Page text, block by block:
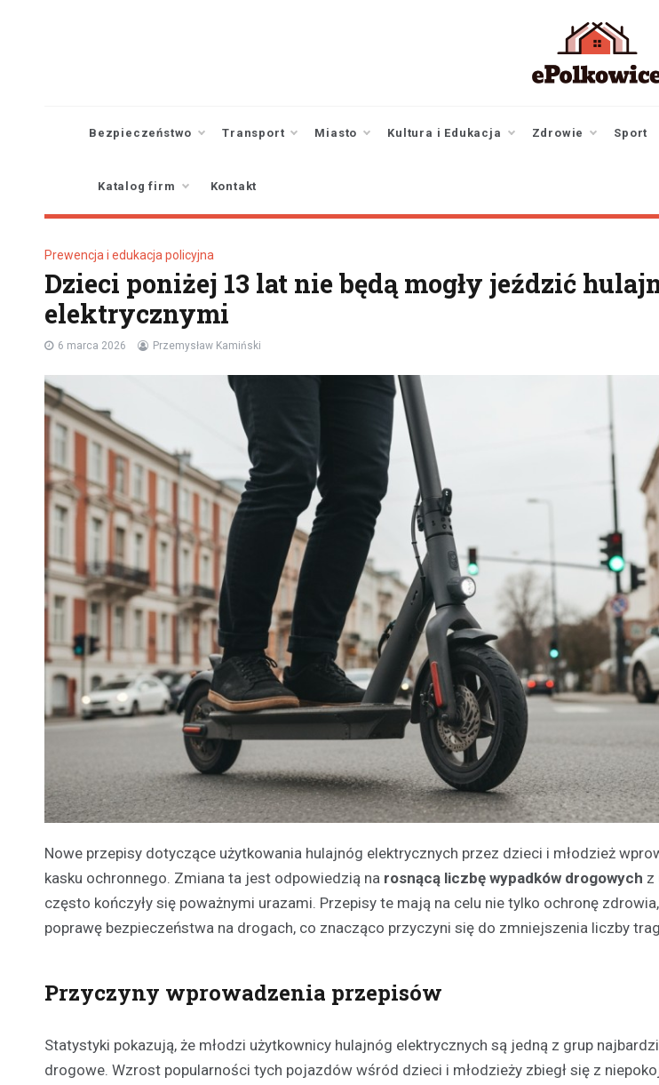
Polkowic
Bezpieczeństwo Transport Miasto Kultura i Edukacja Zdrowie Sport
Katalog firm Kontakt
Prewencja i edukacja policyjna
Dzieci poniżej 13 lat nie będą mogły jeździć
elektrycznymi
6 marca 2026 Przemysław Kamiński
Nowe przepisy dotyczące użytkowania hulajnóg elektrycznych przez dzieci i młodzież
kasku ochronnego. Zmiana ta jest odpowiedzią na rosnącą liczbę wypadków drogowych z
często kończyły się poważnymi urazami. Przepisy te mają na celu nie tylko ochronę
poprawę bezpieczeństwa na drogach, co znacząco przyczyni się do zmniejszenia liczby
Przyczyny wprowadzenia przepisów
Statystyki pokazują, że młodzi użytkownicy hulajnóg elektrycznych są jedną z grup
drogowe. Wzrost popularności tych pojazdów wśród dzieci i młodzieży zbiegł się z